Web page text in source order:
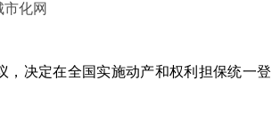
市化网
决定在全国实施动产和权利担保统一登